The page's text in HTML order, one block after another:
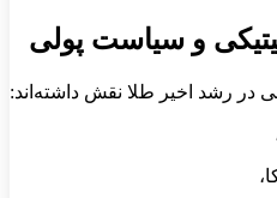
و سیاست پولی
در رشد اخیر طلا نقش داشته‌اند: